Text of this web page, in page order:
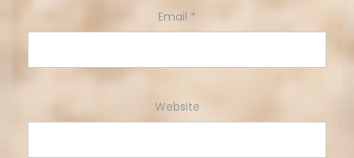
Email *
Website